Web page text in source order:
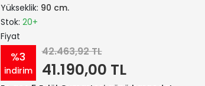
Yükseklik: 90 cm.
Stok: 20+
Fiyat
%3
indirim
42.463,92 TL
41.190,00 TL